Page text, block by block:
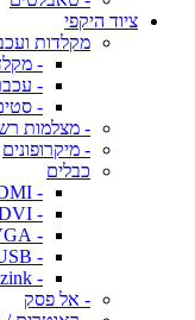
ציוד היקפי
מקלדות
-
-
-
- מצלמות
- מיקרופונים
כבלים
- HDMI
- DVI
- VGA
- USB
- Razink
- אל פסק